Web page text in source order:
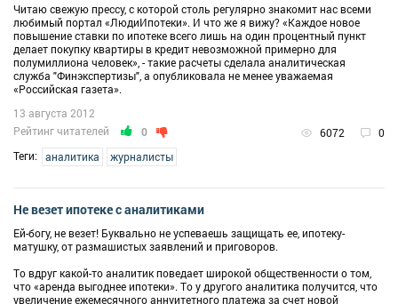
Читаю свежую прессу, с которой столь регулярно знакомит нас всеми
любимый портал «ЛюдиИпотеки». И что же я вижу? «Каждое новое
повышение ставки по ипотеке всего лишь на один процентный пункт
делает покупку квартиры в кредит невозможной примерно для
полумиллиона человек», - такие расчеты сделала аналитическая
служба "Финэкспертизы", а опубликовала не менее уважаемая
«Российская газета».
Рейтинг читателей 0 6072 0
13 августа 2012
Теги: аналитика журналисты
Не везет ипотеке с аналитиками
Ей-богу, не везет! Буквально не успеваешь защищать ее, ипотеку-
матушку, от размашистых заявлений и приговоров.
То вдруг какой-то аналитик поведает широкой общественности о том,
что «аренда выгоднее ипотеки». То у другого аналитика получится, что
увеличение ежемесячного аннуитетного платежа за счет новой